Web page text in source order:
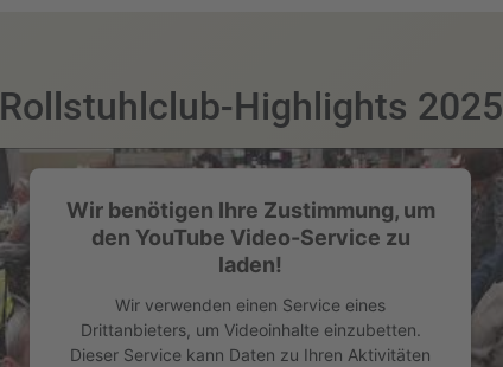
Rollstuhlclub-Highlights 2025
Wir benötigen Ihre Zustimmung, um
den YouTube Video-Service zu
laden!
Wir verwenden einen Service eines
Drittanbieters, um Videoinhalte einzubetten.
Dieser Service kann Daten zu Ihren Aktivitäten